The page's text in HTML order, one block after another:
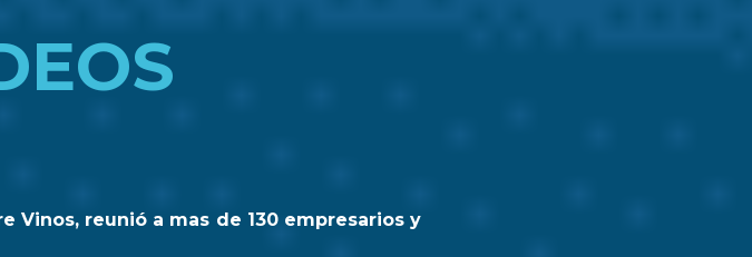
Vinos, reunió a mas de 130 empresarios y